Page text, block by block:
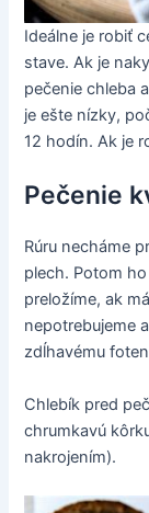
Ideálne je robiť
stave. Ak je
pečenie chleba
je ešte nízky,
12 hodín. Ak je
Pečenie
Rúru necháme
plech. Potom
preložíme, ak
nepotrebujeme
zdĺhavému
Chlebík pred
chrumkavú
nakrojením).